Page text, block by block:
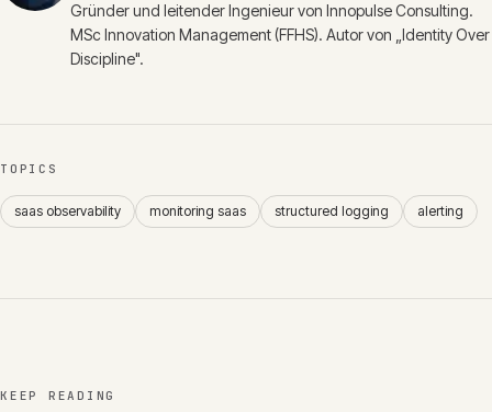
Gründer und leitender Ingenieur von Innopulse Consulting.
MSc Innovation Management (FFHS). Autor von „Identity Over
Discipline".
TOPICS
saas observability monitoring saas structured logging alerting
KEEP READING